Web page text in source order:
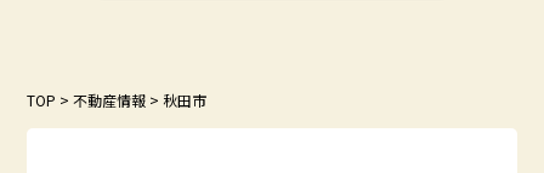
TOP >不動産情報 >秋田市